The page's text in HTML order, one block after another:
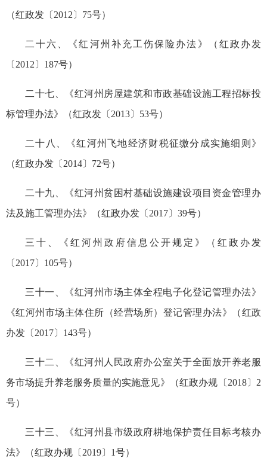
（红政发〔2012〕75号）
二十六、《红河州补充工伤保险办法》（红政办发
〔2012〕187号）
二十七、《红河州房屋建筑和市政基础设施工程招标投
标管理办法》（红政发〔2013〕53号）
二十八、《红河州飞地经济财税征缴分成实施细则》
（红政办发〔2014〕72号）
二十九、《红河州贫困村基础设施建设项目资金管理办
法及施工管理办法》（红政办发〔2017〕39号）
三十、《红河州政府信息公开规定》（红政办发
〔2017〕105号）
三十一、《红河州市场主体全程电子化登记管理办法》
《红河州市场主体住所（经营场所）登记管理办法》（红政
办发〔2017〕143号）
三十二、《红河州人民政府办公室关于全面放开养老服
务市场提升养老服务质量的实施意见》（红政办规〔2018〕2
号）
三十三、《红河州县市级政府耕地保护责任目标考核办
法》（红政办规〔2019〕1号）